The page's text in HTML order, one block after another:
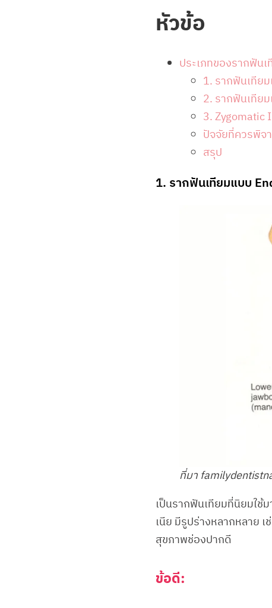
หัวข้อ
ประเภทของรากฟันเ
1. รากฟันเทีย
2. รากฟันเทีย
3. Zygomatic
ปัจจัยที่ควรพิจ
สรุป
1. รากฟันเทียมแบบ
ที่มา
เป็นรากฟันเทียมที่นิยมใช้
เนีย มีรูปร่างหลากหลาย
สุขภาพช่องปากดี
ข้อดี: